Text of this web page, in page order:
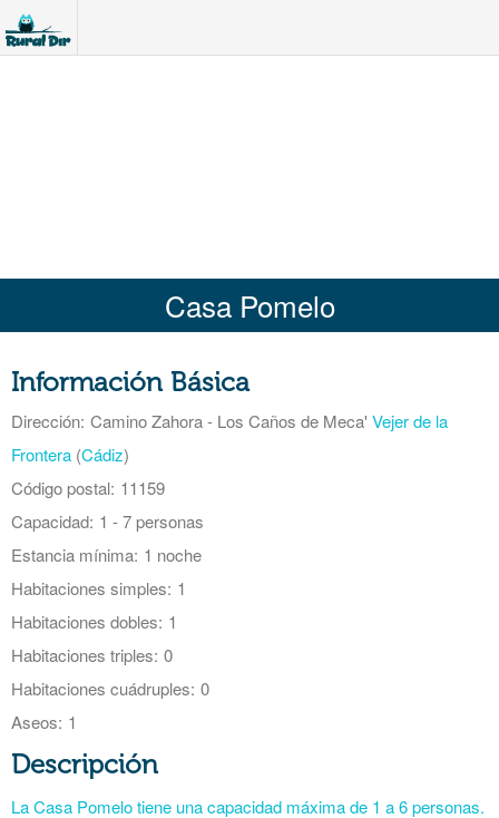
Casa Pomelo
Información Básica
Dirección: Camino Zahora - Los Caños de Meca' Vejer de la
Frontera (Cádiz)
Código postal: 11159
Capacidad: 1 - 7 personas
Estancia mínima: 1 noche
Habitaciones simples: 1
Habitaciones dobles: 1
Habitaciones triples: 0
Habitaciones cuádruples: 0
Aseos: 1
Descripción
La Casa Pomelo tiene una capacidad máxima de 1 a 6 personas.